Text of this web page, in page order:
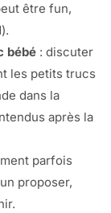
être fun,
bébé : discuter
les petits trucs
dans la
après la
parfois
proposer,